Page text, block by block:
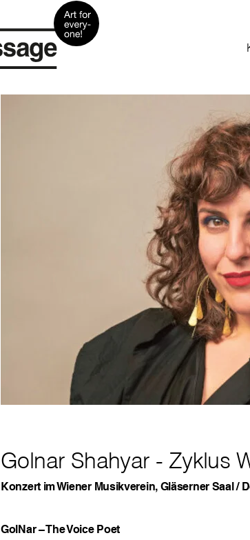
Golnar Shahyar - Zyklus
Konzert im Wiener Musikverein, Gläserner Saal /
GolNar – The Voice Poet